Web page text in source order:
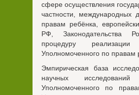
сфере осуществления
частности, международных
правам ребёнка,
РФ, Законодательства
процедуру реализации
Уполномоченного по правам
Эмпирическая база
научных исследований
Уполномоченного по